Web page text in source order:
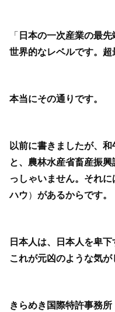
「 日本の一次産業の最
世界的なレベルです。超
本当にその通りです。
以前に書きましたが、
と、農林水産省畜産振
っしゃいません。それ
ハウ） があるからです。
日本人は、日本人を卑
これが元凶のような気が
きらめき国際特許事務所